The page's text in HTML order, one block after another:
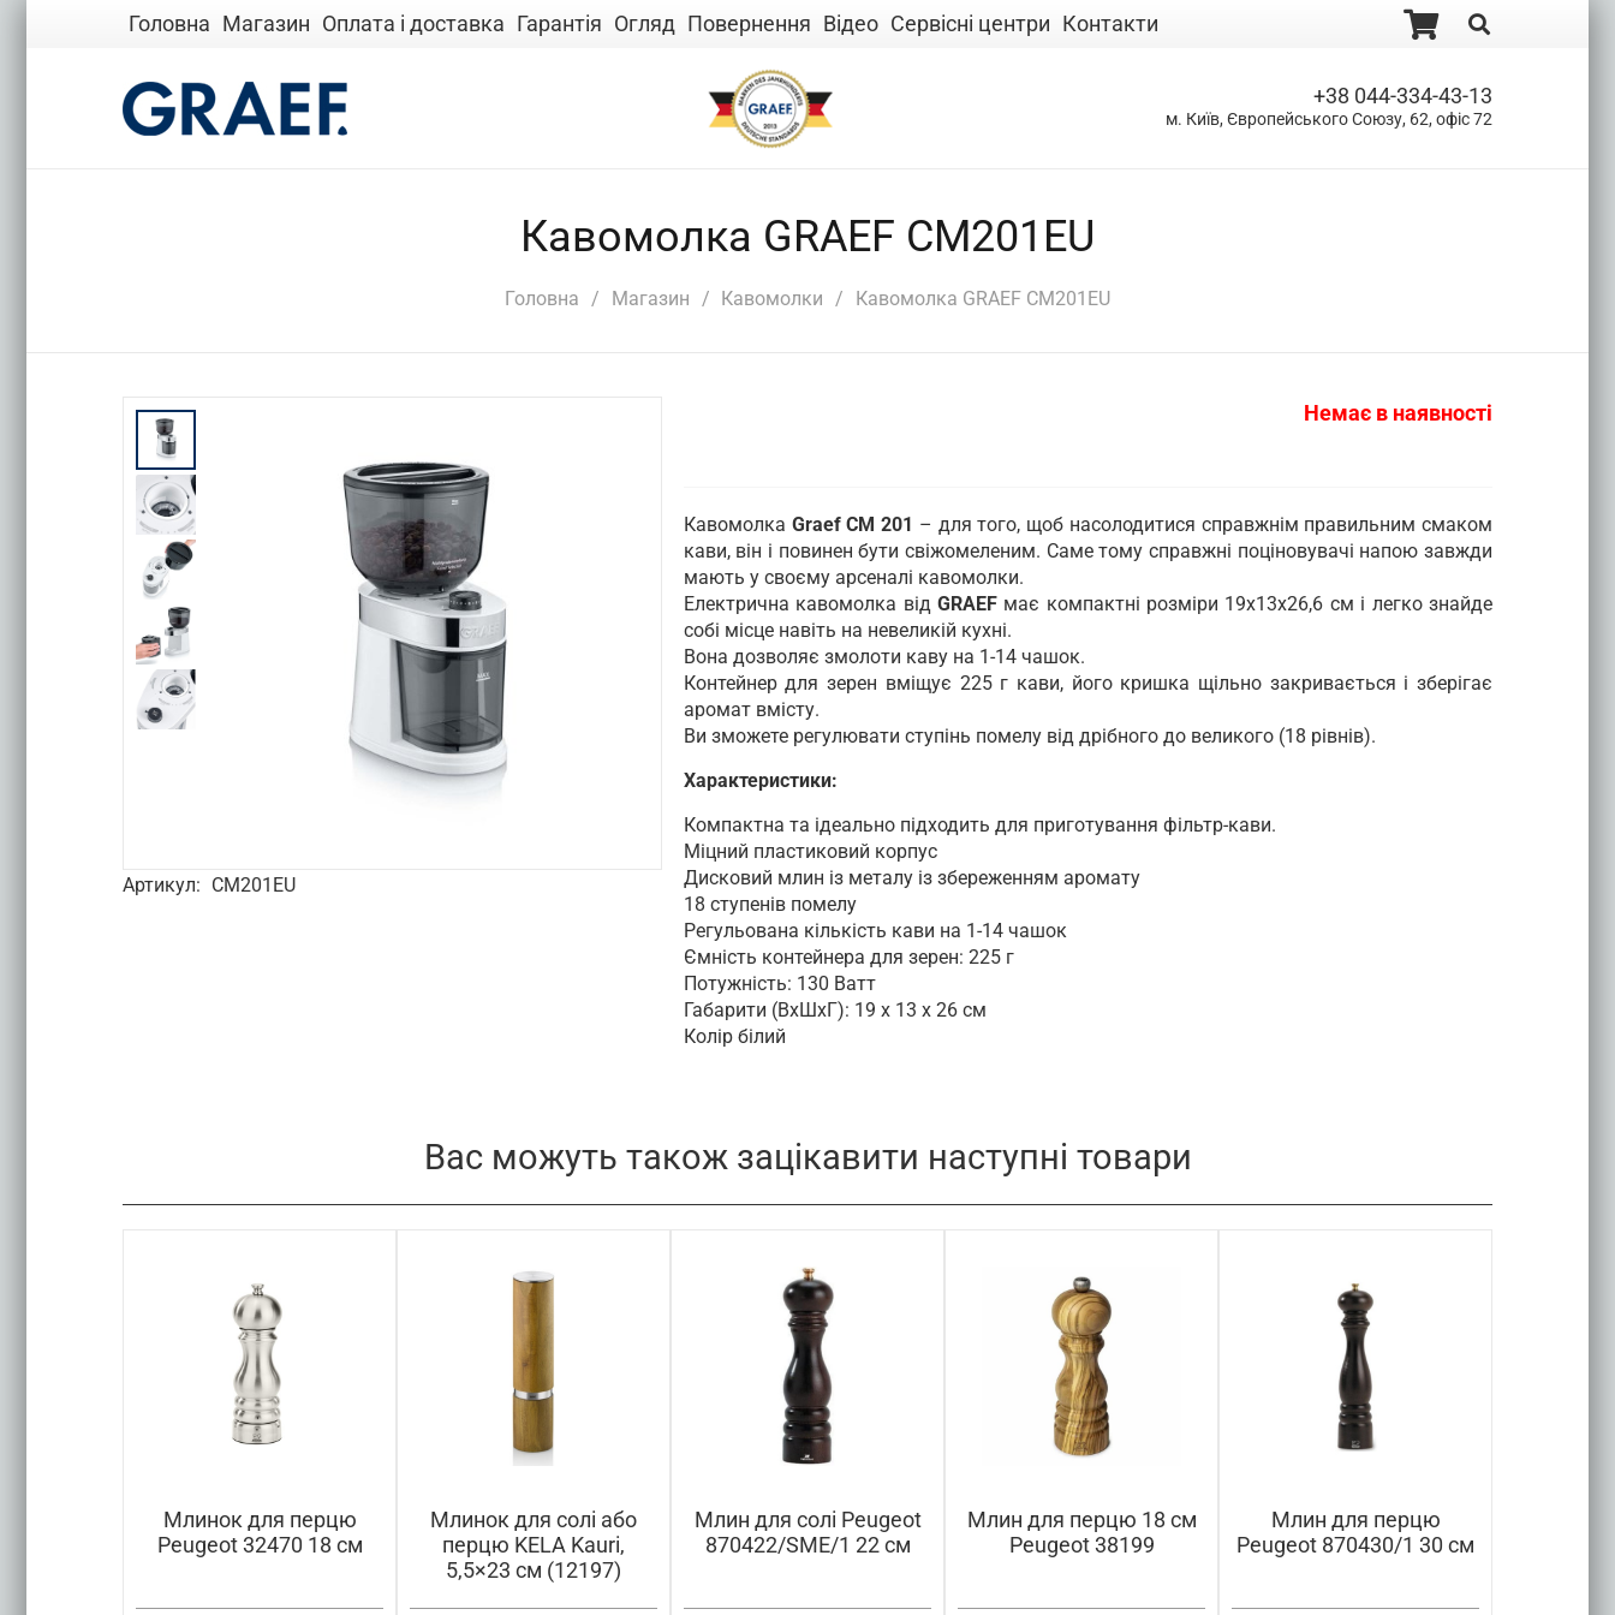
Головна Магазин Оплата і доставка Гарантія Огляд Повернення Відео Сервісні центри Контакти
+38 044-334-43-13
м. Київ, Європейського Союзу, 62, офіс 72
Кавомолка GRAEF CM201EU
Головна / Магазин / Кавомолки / Кавомолка GRAEF CM201EU
Артикул: CM201EU
Немає в наявності
Кавомолка Graef CM 201 – для того, щоб насолодитися справжнім правильним смаком
кави, він і повинен бути свіжомеленим. Саме тому справжні поціновувачі напою завжди
мають у своєму арсеналі кавомолки.
Електрична кавомолка від GRAEF має компактні розміри 19х13х26,6 см і легко знайде
собі місце навіть на невеликій кухні.
Вона дозволяє змолоти каву на 1-14 чашок.
Контейнер для зерен вміщує 225 г кави, його кришка щільно закривається і зберігає
аромат вмісту.
Ви зможете регулювати ступінь помелу від дрібного до великого (18 рівнів).
Характеристики:
Компактна та ідеально підходить для приготування фільтр-кави.
Міцний пластиковий корпус
Дисковий млин із металу із збереженням аромату
18 ступенів помелу
Регульована кількість кави на 1-14 чашок
Ємність контейнера для зерен: 225 г
Потужність: 130 Ватт
Габарити (ВхШхГ): 19 х 13 х 26 см
Колір білий
Вас можуть також зацікавити наступні товари
Млинок для перцю
Peugeot 32470 18 см
Млинок для солі або
перцю KELA Kauri,
5,5×23 см (12197)
Млин для солі Peugeot
870422/SME/1 22 см
Млин для перцю 18 см
Peugeot 38199
Млин для перцю
Peugeot 870430/1 30 см